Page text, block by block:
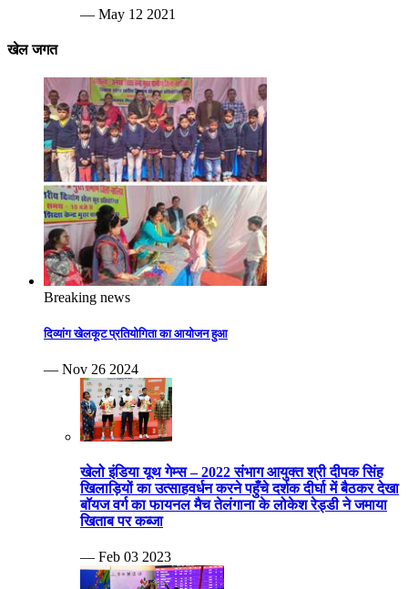
— May 12 2021
खेल जगत
Breaking news
दिव्यांग खेलकूट प्रतियोगिता का आयोजन हुआ
— Nov 26 2024
खेलो इंडिया यूथ गेम्स – 2022 संभाग आयुक्त श्री दीपक सिंह
खिलाड़ियों का उत्साहवर्धन करने पहुँचे दर्शक दीर्घा में बैठकर देखा
बॉयज वर्ग का फायनल मैच तेलंगाना के लोकेश रेड्डी ने जमाया
खिताब पर कब्जा
— Feb 03 2023